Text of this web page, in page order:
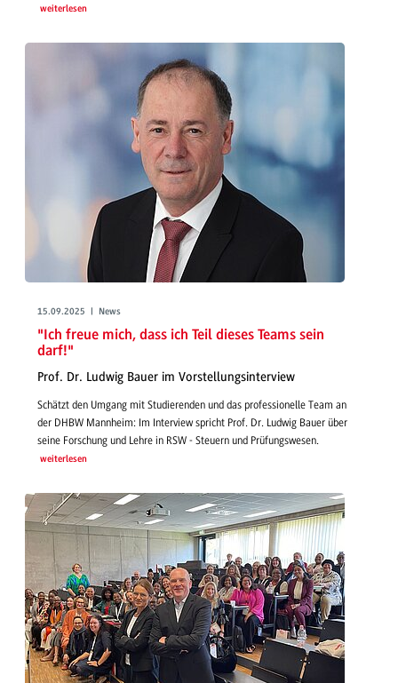
weiterlesen
15.09.2025 | News
"Ich freue mich, dass ich Teil dieses Teams sein
darf!"
Prof. Dr. Ludwig Bauer im Vorstellungsinterview
Schätzt den Umgang mit Studierenden und das professionelle Team an
der DHBW Mannheim: Im Interview spricht Prof. Dr. Ludwig Bauer über
seine Forschung und Lehre in RSW - Steuern und Prüfungswesen.
weiterlesen